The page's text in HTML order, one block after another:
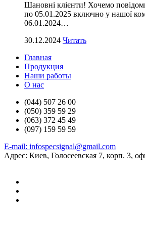
Шановні клієнти! Хочемо
по 05.01.2025 включно у нашої
06.01.2024…
30.12.2024 Читать
Главная
Продукция
Наши работы
О нас
(044) 507 26 00
(050) 359 59 29
(063) 372 45 49
(097) 159 59 59
E-mail: infospecsignal@gmail.com
Адрес: Киев, Голосеевская 7, корп. 3,